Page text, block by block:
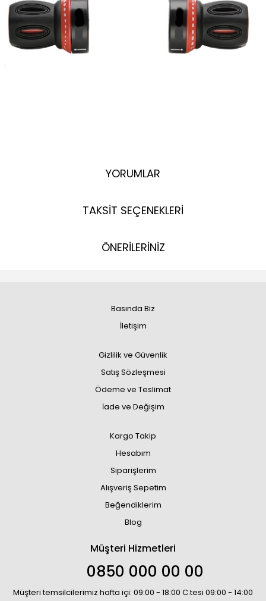
YORUMLAR
TAKSİT SEÇENEKLERİ
ÖNERİLERİNİZ
Basında Biz
İletişim
Gizlilik ve Güvenlik
Satış Sözleşmesi
Ödeme ve Teslimat
İade ve Değişim
Kargo Takip
Hesabım
Siparişlerim
Alışveriş Sepetim
Beğendiklerim
Blog
Müşteri Hizmetleri
0850 000 00 00
Müşteri temsilcilerimiz hafta içi: 09:00 - 18:00 C.tesi 09:00 - 14:00